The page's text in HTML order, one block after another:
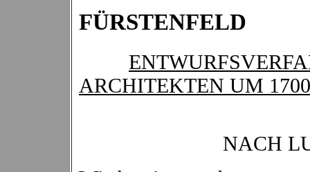
FÜRSTENFELD
ARCHITEKTEN UM 1700
NACH LUDWIG